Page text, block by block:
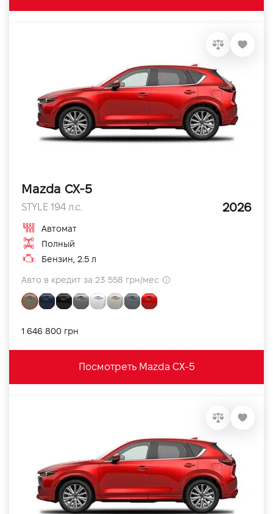
Mazda CX-5
STYLE 194 л.с. 2026
Автомат
Полный
Бензин, 2.5 л
Авто в кредит за 23 558 грн/мес
1 646 800 грн
Посмотреть Mazda CX-5